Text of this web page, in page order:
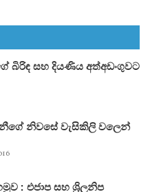
බිරිඳ සහ දියණිය අත්අඩංගුවට
නිවසේ වැසිකිලි වලෙන්
: එජාප සහ ශ්‍රිලනිප